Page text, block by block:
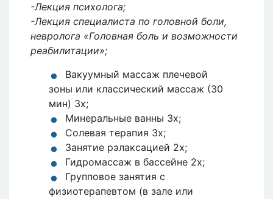
-Лекция психолога;
-Лекция специалиста по головной боли,
невролога «Головная боль и возможности
реабилитации»;
Вакуумный массаж плечевой
зоны или классический массаж (30
мин) 3x;
Минеральные ванны 3х;
Солевая терапия 3х;
Занятие рэлаксацией 2х;
Гидромассаж в бассейне 2х;
Групповое занятия с
физиотерапевтом (в зале или